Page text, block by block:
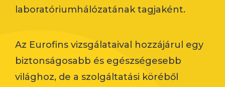
laboratóriumhálózatának tagjaként.
Az Eurofins vizsgálataival hozzájárul egy
biztonságosabb és egészségesebb
világhoz, de a szolgáltatási köréből